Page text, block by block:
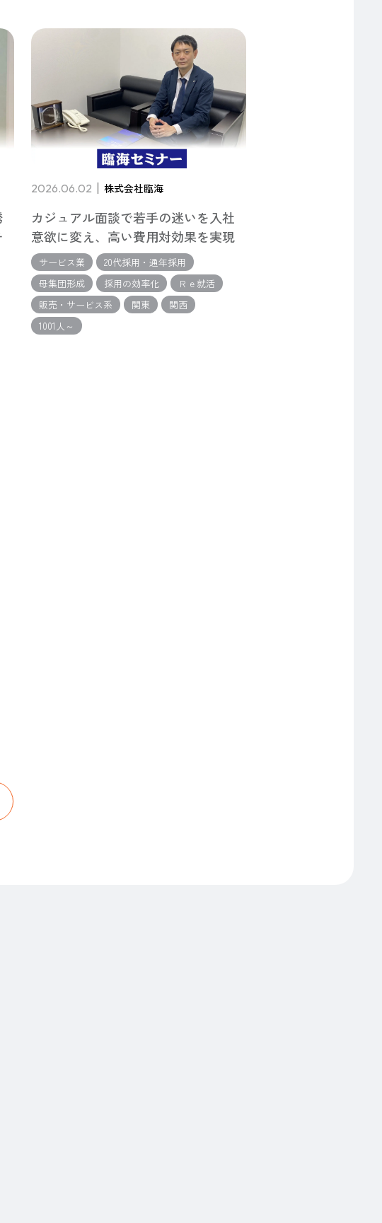
2026.06.02 株式会社臨海
カジュアル面談で若手の迷いを入社
意欲に変え、高い費用対効果を実現
サービス業
20代採用・通年採用
母集団形成
採用の効率化
Ｒｅ就活
販売・サービス系
関東
関西
1001人～